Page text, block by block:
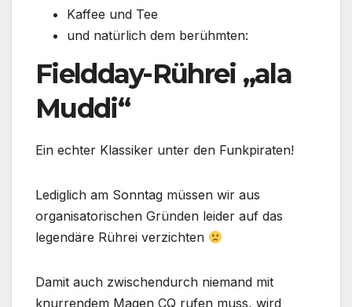
Kaffee und Tee
und natürlich dem berühmten:
Fieldday-Rührei „ala
Muddi“
Ein echter Klassiker unter den Funkpiraten!
Lediglich am Sonntag müssen wir aus
organisatorischen Gründen leider auf das
legendäre Rührei verzichten
Damit auch zwischendurch niemand mit
knurrendem Magen CQ rufen muss, wird